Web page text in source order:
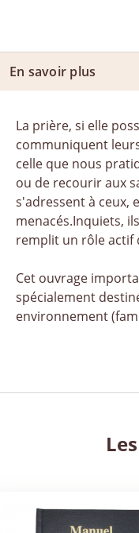
En savoir plus
La prière, si elle
communiquent
celle que nous
ou de recourir aux
s'adressent à ceux,
menacés.Inquiets,
remplit un rôle actif
Cet ouvrage
spécialement
environnement